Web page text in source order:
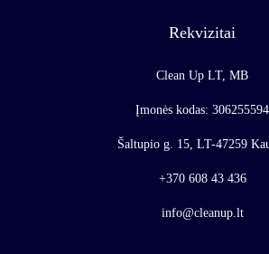
Rekvizitai
Clean Up LT, MB
Įmonės kodas: 306255594
Šaltupio g. 15, LT-47259
+370 608 43 436
info@cleanup.lt